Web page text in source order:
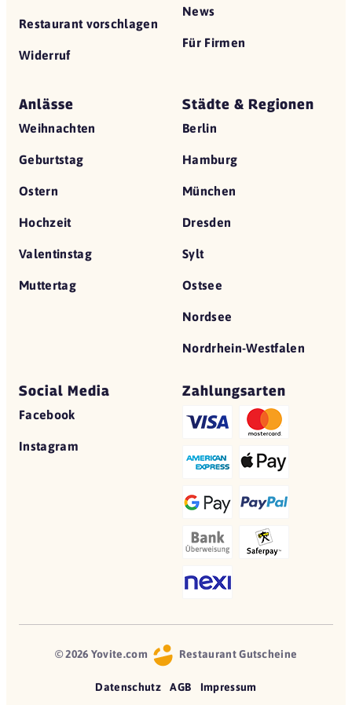
Restaurant vorschlagen
Widerruf
News
Für Firmen
Anlässe
Weihnachten
Geburtstag
Ostern
Hochzeit
Valentinstag
Muttertag
Städte & Regionen
Berlin
Hamburg
München
Dresden
Sylt
Ostsee
Nordsee
Nordrhein-Westfalen
Social Media
Facebook
Instagram
Zahlungsarten
© 2026 Yovite.com Restaurant Gutscheine
Datenschutz AGB Impressum